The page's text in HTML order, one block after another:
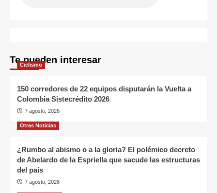
Te pueden interesar
Ciclismo
150 corredores de 22 equipos disputarán la Vuelta a
Colombia Sistecrédito 2026
7 agosto, 2026
Otras Noticias
¿Rumbo al abismo o a la gloria? El polémico decreto
de Abelardo de la Espriella que sacude las estructuras
del país
7 agosto, 2026